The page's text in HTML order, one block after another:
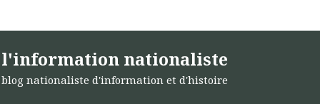
l'information nationaliste
blog nationaliste d'information et d'histoire